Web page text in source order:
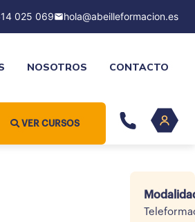
025 069 hola@abeilleformacion.es
NOSOTROS CONTACTO
VER CURSOS